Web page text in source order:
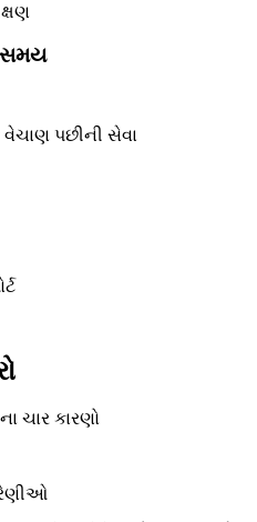
સમય
પછીની સેવા
ચાર કારણો